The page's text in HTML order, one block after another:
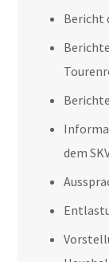
Bericht
dem